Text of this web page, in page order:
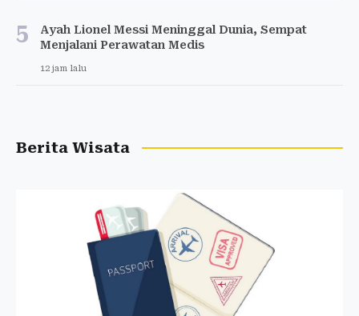
5
Ayah Lionel Messi Meninggal Dunia, Sempat
Menjalani Perawatan Medis
12 jam lalu
Berita Wisata